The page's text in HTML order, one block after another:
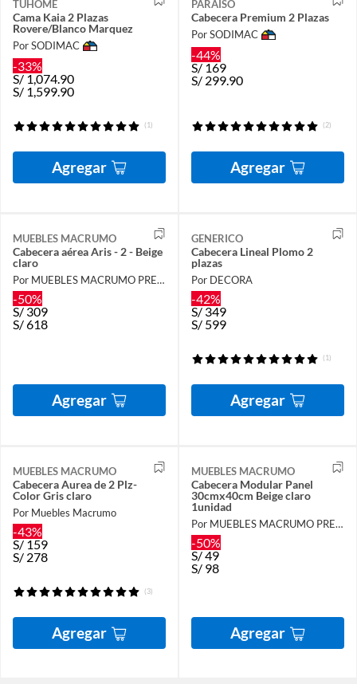
TUHOME
Cama Kaia 2 Plazas
Rovere/Blanco Marquez
Por SODIMAC
-33%
S/1,074.90
S/ 1,599.90
(1)
Agregar
PARAISO
Cabecera Premium 2 Plazas
Por SODIMAC
-44%
S/169
S/ 299.90
(2)
Agregar
MUEBLES MACRUMO
Cabecera aérea Aris - 2 - Beige
claro
Por MUEBLES MACRUMO PREMIUN
-50%
S/309
S/618
Agregar
GENERICO
Cabecera Lineal Plomo 2
plazas
Por DECORA
-42%
S/349
S/ 599
(1)
Agregar
MUEBLES MACRUMO
Cabecera Aurea de 2 Plz-
Color Gris claro
Por Muebles Macrumo
-43%
S/ 159
S/ 278
(3)
Agregar
MUEBLES MACRUMO
Cabecera Modular Panel
30cmx40cm Beige claro
1unidad
Por MUEBLES MACRUMO PREMIUN
-50%
S/49
S/ 98
Agregar